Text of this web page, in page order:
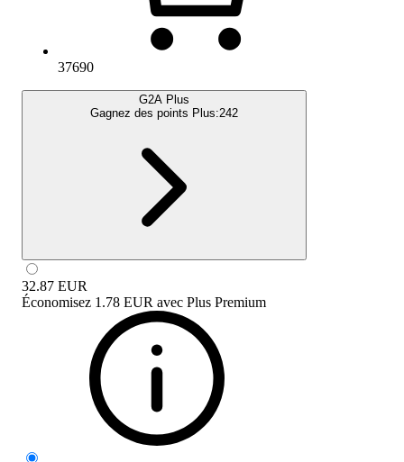
37690
G2A Plus
Gagnez des points Plus:242
32.87 EUR
Économisez 1.78 EUR avec Plus Premium